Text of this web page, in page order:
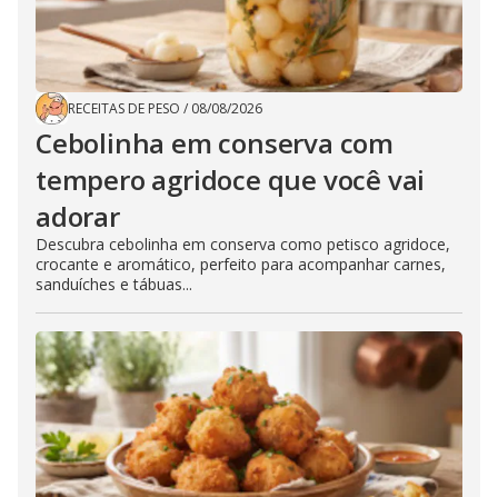
RECEITAS DE PESO / 08/08/2026
Cebolinha em conserva com
tempero agridoce que você vai
adorar
Descubra cebolinha em conserva como petisco agridoce,
crocante e aromático, perfeito para acompanhar carnes,
sanduíches e tábuas...